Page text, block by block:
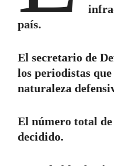
país.
El secretario de
los periodistas
naturaleza
El número total de
decidido.